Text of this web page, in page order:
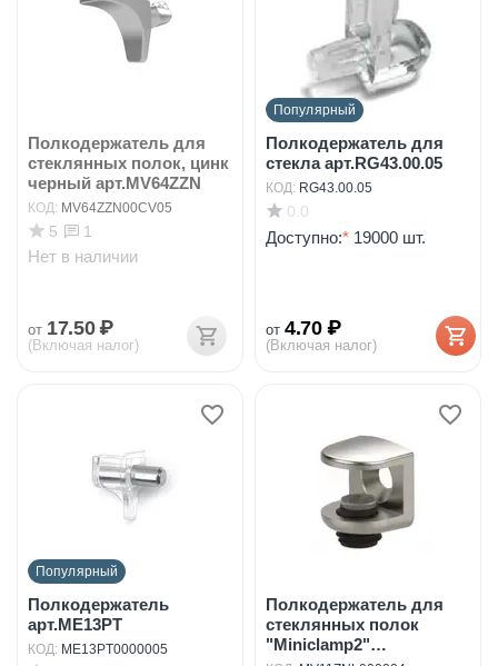
Полкодержатель для
стеклянных полок, цинк
черный арт.MV64ZZN
КОД: MV64ZZN00CV05
5 1
Нет в наличии
от 17.50 ₽
(Включая налог)
Популярный
Полкодержатель для
стекла арт.RG43.00.05
КОД: RG43.00.05
0.0
Доступно:* 19000 шт.
от 4.70 ₽
(Включая налог)
Популярный
Полкодержатель
арт.ME13PT
КОД: ME13PT0000005
Полкодержатель для
стеклянных полок
"Miniclamp2"